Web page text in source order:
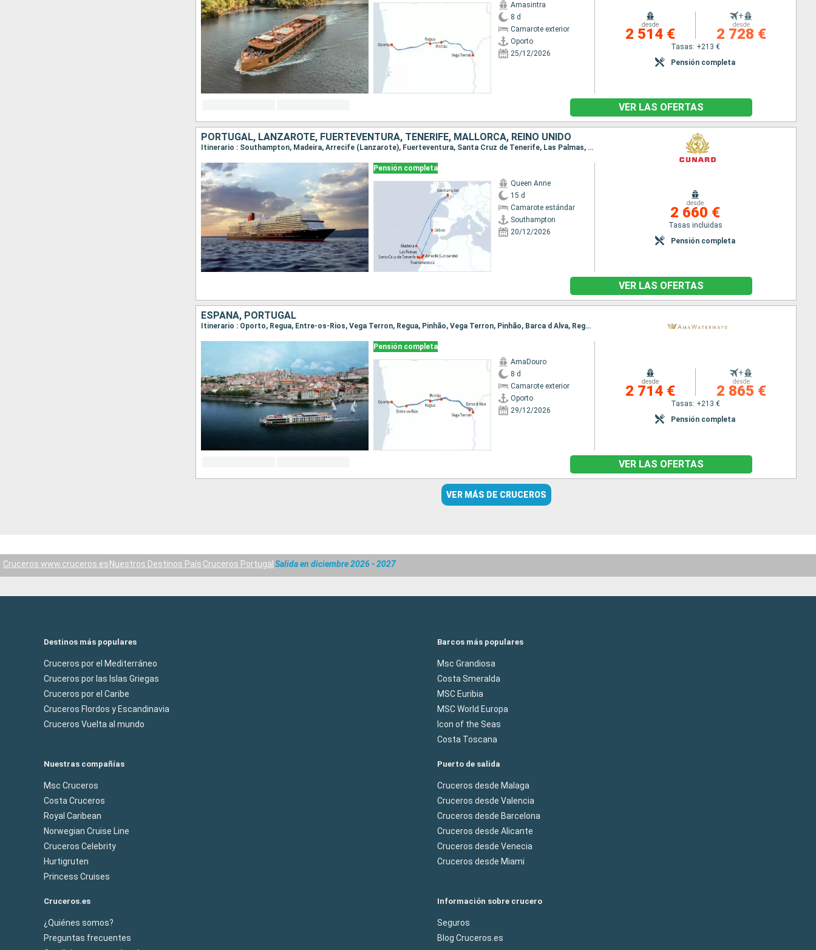
Amasintra
8 d
Camarote exterior
Oporto
25/12/2026
desde
2 514 €
+
desde
2 728 €
Tasas: +213 €
Pensión completa
VER LAS OFERTAS
PORTUGAL, LANZAROTE, FUERTEVENTURA, TENERIFE, MALLORCA, REINO UNIDO
Itinerario : Southampton, Madeira, Arrecife (Lanzarote), Fuerteventura, Santa Cruz de Tenerife, Las Palmas, Lisboa, Southampton
Pensión completa
Queen Anne
15 d
Camarote estándar
Southampton
20/12/2026
desde
2 660 €
Tasas incluidas
Pensión completa
VER LAS OFERTAS
ESPAÑA, PORTUGAL
Itinerario : Oporto, Regua, Entre-os-Rios, Vega Terron, Regua, Pinhão, Vega Terron, Pinhão, Barca d Alva, Regua, Oporto
Pensión completa
AmaDouro
8 d
Camarote exterior
Oporto
29/12/2026
desde
2 714 €
+
desde
2 865 €
Tasas: +213 €
Pensión completa
VER LAS OFERTAS
VER MÁS DE CRUCEROS
Cruceros www.cruceros.es Nuestros Destinos País Cruceros Portugal Salida en diciembre 2026 - 2027
Destinos más populares
Cruceros por el Mediterráneo
Cruceros por las Islas Griegas
Cruceros por el Caribe
Cruceros Flordos y Escandinavia
Cruceros Vuelta al mundo
Barcos más populares
Msc Grandiosa
Costa Smeralda
MSC Euribia
MSC World Europa
Icon of the Seas
Costa Toscana
Nuestras compañías
Msc Cruceros
Costa Cruceros
Royal Caribean
Norwegian Cruise Line
Cruceros Celebrity
Hurtigruten
Princess Cruises
Puerto de salida
Cruceros desde Malaga
Cruceros desde Valencia
Cruceros desde Barcelona
Cruceros desde Alicante
Cruceros desde Venecia
Cruceros desde Miami
Cruceros.es
¿Quiénes somos?
Preguntas frecuentes
Información sobre crucero
Seguros
Blog Cruceros.es